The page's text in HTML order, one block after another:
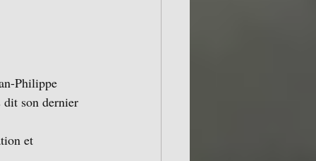
Philippe
son dernier
et